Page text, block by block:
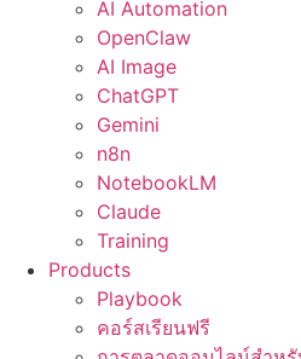
AI Automation
OpenClaw
AI Image
ChatGPT
Gemini
n8n
NotebookLM
Claude
Training
Products
Playbook
คอร์สเรียนฟรี